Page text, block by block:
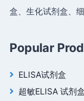
盒、生化试剂盒、
Popular
ELISA试剂盒
超敏ELISA 试剂盒